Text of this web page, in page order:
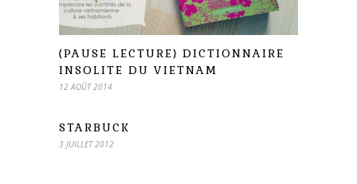
{PAUSE LECTURE} DICTIONNAIRE
INSOLITE DU VIETNAM
12 AOÛT 2014
STARBUCK
3 JUILLET 2012